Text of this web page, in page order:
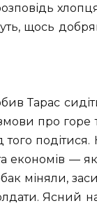
щось
Тарас
про горе
того подітися.
економів —
міняли,
Ясний